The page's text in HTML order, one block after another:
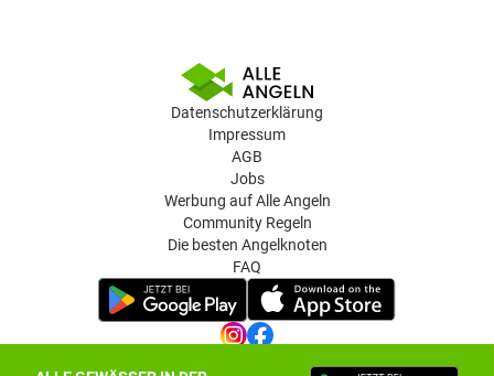
Datenschutzerklärung
Impressum
AGB
Jobs
Werbung auf Alle Angeln
Community Regeln
Die besten Angelknoten
FAQ